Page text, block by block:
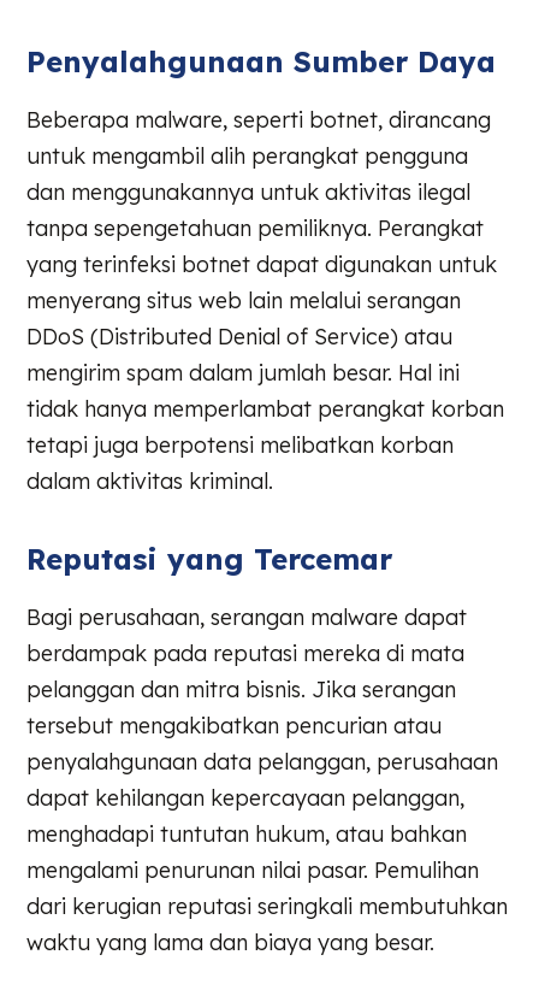
Penyalahgunaan Sumber Daya
Beberapa malware, seperti botnet, dirancang
untuk mengambil alih perangkat pengguna
dan menggunakannya untuk aktivitas ilegal
tanpa sepengetahuan pemiliknya. Perangkat
yang terinfeksi botnet dapat digunakan untuk
menyerang situs web lain melalui serangan
DDoS (Distributed Denial of Service) atau
mengirim spam dalam jumlah besar. Hal ini
tidak hanya memperlambat perangkat korban
tetapi juga berpotensi melibatkan korban
dalam aktivitas kriminal.
Reputasi yang Tercemar
Bagi perusahaan, serangan malware dapat
berdampak pada reputasi mereka di mata
pelanggan dan mitra bisnis. Jika serangan
tersebut mengakibatkan pencurian atau
penyalahgunaan data pelanggan, perusahaan
dapat kehilangan kepercayaan pelanggan,
menghadapi tuntutan hukum, atau bahkan
mengalami penurunan nilai pasar. Pemulihan
dari kerugian reputasi seringkali membutuhkan
waktu yang lama dan biaya yang besar.